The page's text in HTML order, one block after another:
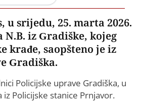
u srijedu, 25. marta 2026.
iz Gradiške, kojeg
krađe, saopšteno je iz
Gradiška.
Policijske uprave Gradiška, u
iz Policijske stanice Prnjavor.